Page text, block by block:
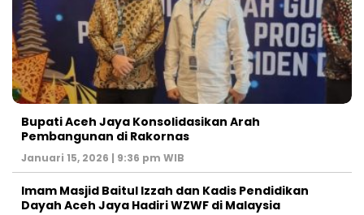
Bupati Aceh Jaya Konsolidasikan Arah
Pembangunan di Rakornas
Januari 15, 2026 | 9:36 pm WIB
Imam Masjid Baitul Izzah dan Kadis Pendidikan
Dayah Aceh Jaya Hadiri WZWF di Malaysia